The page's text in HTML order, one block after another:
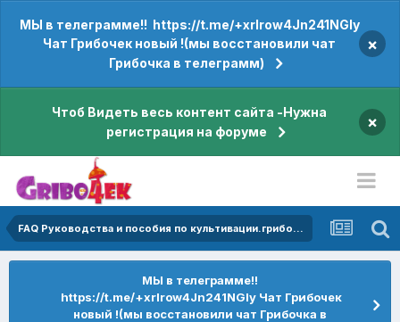
МЫ в телеграмме!! https://t.me/+xrIrow4Jn241NGIy
Чат Грибочек новый !(мы восстановили чат
Грибочка в телеграмм)
×
Чтоб Видеть весь контент сайта -Нужна
регистрация на форуме
×
FAQ Руководства и пособия по культивации.грибов,сборке парников,инкубаторов,главбоксов и много полезной информации внутри форума
МЫ в телеграмме!!
https://t.me/+xrIrow4Jn241NGIy Чат Грибочек
новый !(мы восстановили чат Грибочка в